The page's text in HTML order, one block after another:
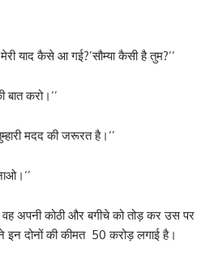
याद कैसे आ गई?’सौम्या कैसी है तुम?’’
करो।‘’
मदद की जरूरत है।‘’
अपनी कोठी और बगीचे को तोड़ कर उस पर
इन दोनों की कीमत 50 करोड़ लगाई है।